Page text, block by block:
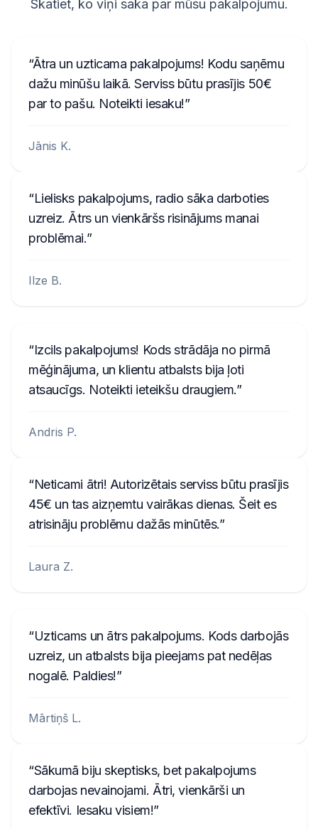
Skatiet, ko viņi saka par mūsu pakalpojumu.
Ātra un uzticama pakalpojums! Kodu saņēmu
dažu minūšu laikā. Serviss būtu prasījis 50€
par to pašu. Noteikti iesaku!
Jānis K.
Lielisks pakalpojums, radio sāka darboties
uzreiz. Ātrs un vienkāršs risinājums manai
problēmai.
Ilze B.
Izcils pakalpojums! Kods strādāja no pirmā
mēģinājuma, un klientu atbalsts bija ļoti
atsaucīgs. Noteikti ieteikšu draugiem.
Andris P.
Neticami ātri! Autorizētais serviss būtu prasījis
45€ un tas aizņemtu vairākas dienas. Šeit es
atrisināju problēmu dažās minūtēs.
Laura Z.
Uzticams un ātrs pakalpojums. Kods darbojās
uzreiz, un atbalsts bija pieejams pat nedēļas
nogalē. Paldies!
Mārtiņš L.
Sākumā biju skeptisks, bet pakalpojums
darbojas nevainojami. Ātri, vienkārši un
efektīvi. Iesaku visiem!